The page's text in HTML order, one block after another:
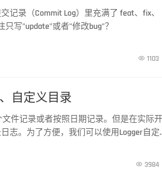
录（Commit Log）里充满了 feat、fix、
写"update"或者"修改bug"？
 1103
自定义目录
件记录或者按照日期记录。但是在实际
志。为了方便，我们可以使用Logger自定
 3984